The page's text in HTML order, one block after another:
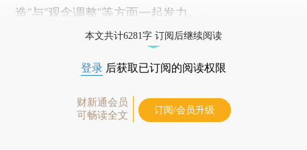
造”与“观念调整”等方面一起发力。
本文共计6281字 订阅后继续阅读
登录 后获取已订阅的阅读权限
财新通会员
可畅读全文
订阅/会员升级